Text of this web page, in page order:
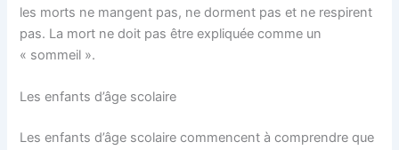
les morts ne mangent pas, ne dorment pas et ne respirent
pas. La mort ne doit pas être expliquée comme un
« sommeil ».
Les enfants d’âge scolaire
Les enfants d’âge scolaire commencent à comprendre que